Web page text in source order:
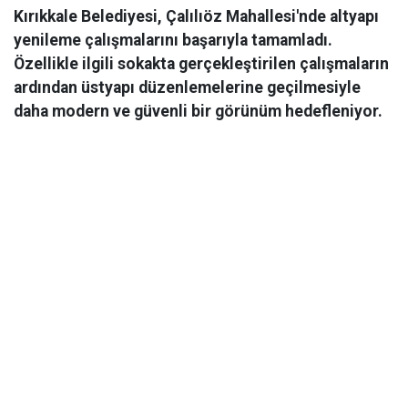
Kırıkkale Belediyesi, Çalılıöz Mahallesi'nde altyapı
yenileme çalışmalarını başarıyla tamamladı.
Özellikle ilgili sokakta gerçekleştirilen çalışmaların
ardından üstyapı düzenlemelerine geçilmesiyle
daha modern ve güvenli bir görünüm hedefleniyor.